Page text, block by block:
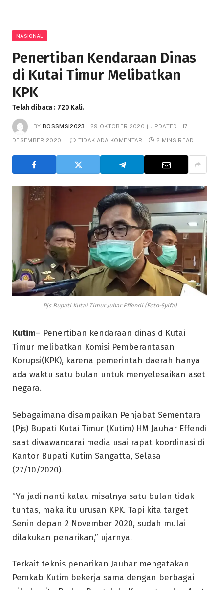
NASIONAL
Penertiban Kendaraan Dinas
di Kutai Timur Melibatkan
KPK
Telah dibaca : 720 Kali.
BY BOSSMSI2023 29 OKTOBER 2020 UPDATED: 17
DESEMBER 2020 TIDAK ADA KOMENTAR 2 MINS READ
Pjs Bupati Kutai Timur Juhar Effendi (Foto-Syifa)
Kutim– Penertiban kendaraan dinas d Kutai
Timur melibatkan Komisi Pemberantasan
Korupsi(KPK), karena pemerintah daerah hanya
ada waktu satu bulan untuk menyelesaikan aset
negara.
Sebagaimana disampaikan Penjabat Sementara
(Pjs) Bupati Kutai Timur (Kutim) HM Jauhar Effendi
saat diwawancarai media usai rapat koordinasi di
Kantor Bupati Kutim Sangatta, Selasa
(27/10/2020).
“Ya jadi nanti kalau misalnya satu bulan tidak
tuntas, maka itu urusan KPK. Tapi kita target
Senin depan 2 November 2020, sudah mulai
dilakukan penarikan,” ujarnya.
Terkait teknis penarikan Jauhar mengatakan
Pemkab Kutim bekerja sama dengan berbagai